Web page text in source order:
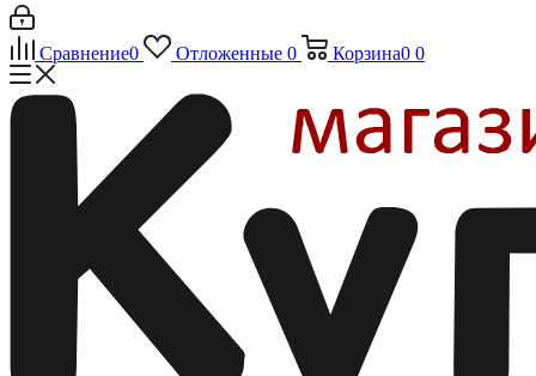
Сравнение0 Отложенные 0 Корзина0 0